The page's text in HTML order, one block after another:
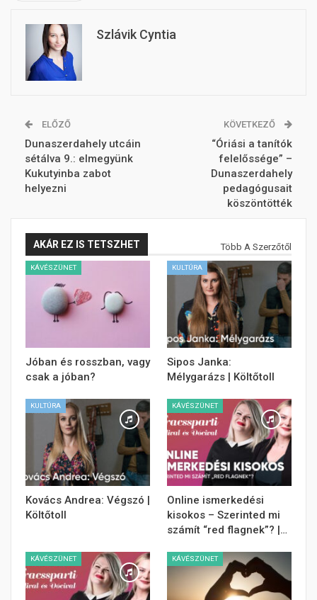
Szlávik Cyntia
ELŐZŐ
Dunaszerdahely utcáin
sétálva 9.: elmegyünk
Kukutyinba zabot
helyezni
KÖVETKEZŐ
“Óriási a tanítók
felelőssége” –
Dunaszerdahely
pedagógusait
köszöntötték
AKÁR EZ IS TETSZHET Több A Szerzőtől
KÁVÉSZÜNET
Jóban és rosszban, vagy
csak a jóban?
KULTÚRA
Sipos Janka:
Mélygarázs | Költőtoll
KULTÚRA
Kovács Andrea: Végszó |
Költőtoll
KÁVÉSZÜNET
Online ismerkedési
kisokos – Szerinted mi
számít “red flagnek”? |…
KÁVÉSZÜNET KÁVÉSZÜNET